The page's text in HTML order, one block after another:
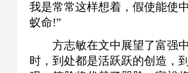
我是常常这样想着，假使能使
蚁命!”
方志敏在文中展望了富强中
时，到处都是活跃跃的创造，